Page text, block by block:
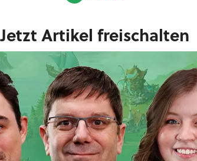
Jetzt Artikel freischalten